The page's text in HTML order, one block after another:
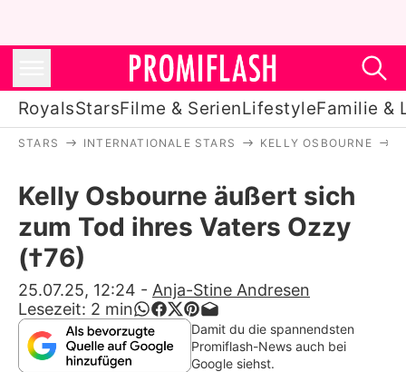
RoyalsStarsFilme & SerienLifestyleFamilie &
Stars
Filme & Serien
Lifestyle
Familie & Liebe
Promiflash Exklusiv
STARS INTERNATIONALE STARS KELLY OSBOURNE
Kelly Osbourne äußert sich
zum Tod ihres Vaters Ozzy
(†76)
25.07.25, 12:24 - Anja-Stine Andresen
Lesezeit: 2 min
Damit du die spannendsten
Promiflash-News auch bei
Google siehst.